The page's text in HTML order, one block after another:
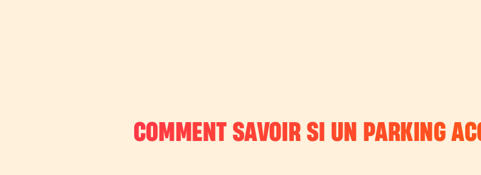
COMMENT SAVOIR SI UN PARKING